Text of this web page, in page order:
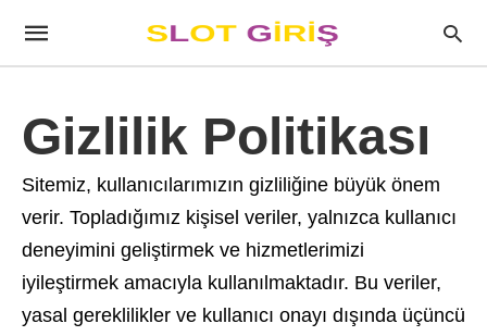
Gizlilik Politikası
Sitemiz, kullanıcılarımızın gizliliğine büyük önem
verir. Topladığımız kişisel veriler, yalnızca kullanıcı
deneyimini geliştirmek ve hizmetlerimizi
iyileştirmek amacıyla kullanılmaktadır. Bu veriler,
yasal gereklilikler ve kullanıcı onayı dışında üçüncü